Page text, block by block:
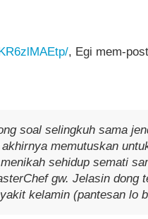
, Egi mem-
soal selingkuh sama
memutuskan
sehidup semati
gw. Jelasin dong
kelamin (pantesan lo